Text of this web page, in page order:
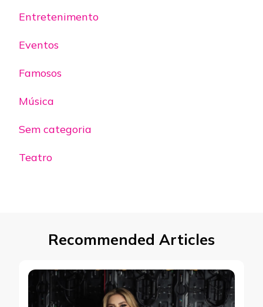
Entretenimento
Eventos
Famosos
Música
Sem categoria
Teatro
Recommended Articles